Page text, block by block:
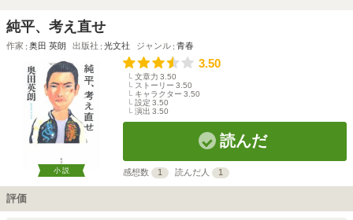
純平、考え直せ
作家 奥田 英朗 出版社 光文社 ジャンル 青春
小説
3.50
文章力 3.50
ストーリー 3.50
キャラクター 3.50
設定 3.50
演出 3.50
読んだ
感想数 1 読んだ人 1
評価